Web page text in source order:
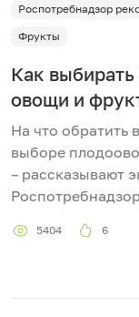
Роспотребнадзор
Фрукты
Как выбирать
овощи и
На что обратить
выборе
– рассказывают
5404 6